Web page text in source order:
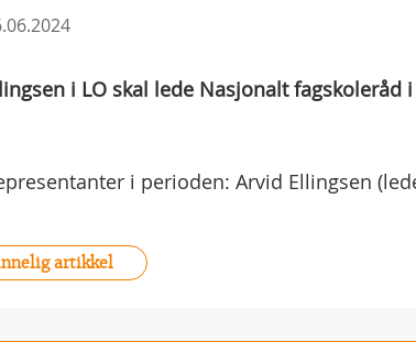
i LO skal lede Nasjonalt
i perioden: Arvid Ellingsen
artikkel